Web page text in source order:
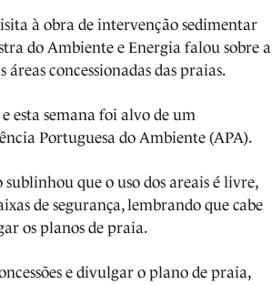
à obra de intervenção sedimentar
do Ambiente e Energia falou sobre a
áreas concessionadas das praias.
esta semana foi alvo de um
Portuguesa do Ambiente (APA).
que o uso dos areais é livre,
de segurança, lembrando que cabe
os planos de praia.
e divulgar o plano de praia,